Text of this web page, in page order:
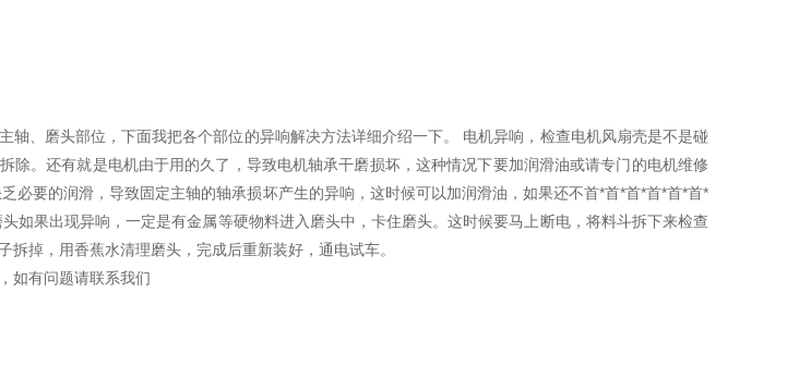
轴、磨头部位，下面我把各个部位的异响解决方法详细介绍一下。 电机异响，检查电机风扇壳是不是碰
除。还有就是电机由于用的久了，导致电机轴承干磨损坏，这种情况下要加润滑油或请专门的电机维修
必要的润滑，导致固定主轴的轴承损坏产生的异响，这时候可以加润滑油，如果还不首*首*首*首*首*首*
如果出现异响，一定是有金属等硬物料进入磨头中，卡住磨头。这时候要马上断电，将料斗拆下来检查
拆掉，用香蕉水清理磨头，完成后重新装好，通电试车。
如有问题请联系我们